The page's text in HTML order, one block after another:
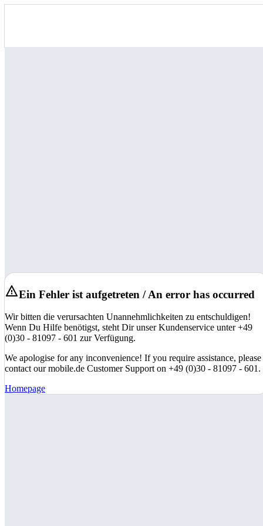
Ein Fehler ist aufgetreten / An error has occurred
Wir bitten die verursachten Unannehmlichkeiten zu entschuldigen!
Wenn Du Hilfe benötigst, steht Dir unser Kundenservice unter +49
(0)30 - 81097 - 601 zur Verfügung.
We apologise for any inconvenience! If you require assistance, please
contact our mobile.de Customer Support on +49 (0)30 - 81097 - 601.
Homepage